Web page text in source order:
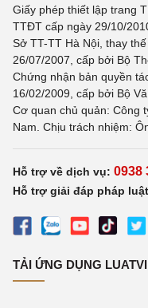
Giấy phép thiết lập trang
TTĐT cấp ngày 29/10/
Sở TT-TT Hà Nội, thay
26/07/2007, cấp bởi Bộ
Chứng nhận bản quyền
16/02/2009, cấp bởi Bộ
Cơ quan chủ quản: Công
Nam. Chịu trách nhiệm:
Hỗ trợ về dịch vụ: 0938
Hỗ trợ giải đáp pháp
TẢI ỨNG DỤNG